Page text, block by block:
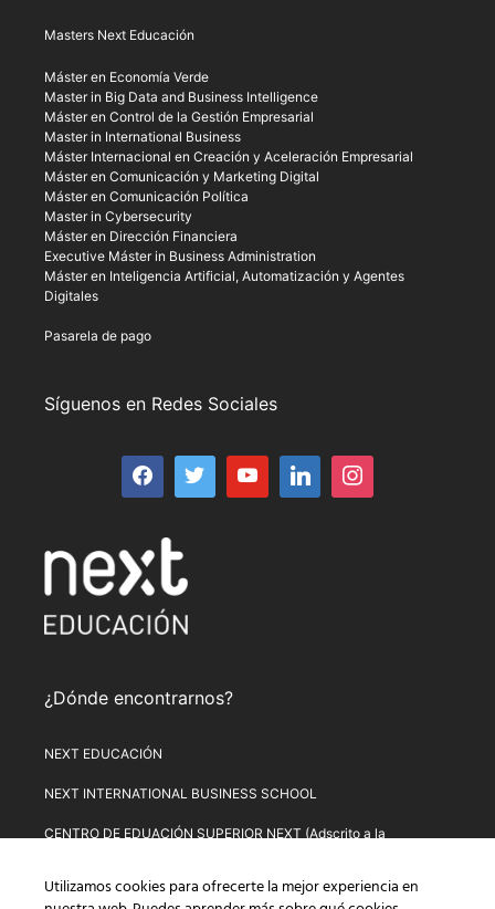
Masters Next Educación
Máster en Economía Verde
Master in Big Data and Business Intelligence
Máster en Control de la Gestión Empresarial
Master in International Business
Máster Internacional en Creación y Aceleración Empresarial
Máster en Comunicación y Marketing Digital
Máster en Comunicación Política
Master in Cybersecurity
Máster en Dirección Financiera
Executive Máster in Business Administration
Máster en Inteligencia Artificial, Automatización y Agentes
Digitales
Pasarela de pago
Síguenos en Redes Sociales
¿Dónde encontrarnos?
NEXT EDUCACIÓN
NEXT INTERNATIONAL BUSINESS SCHOOL
CENTRO DE EDUACIÓN SUPERIOR NEXT (Adscrito a la
PLATAFORMA DE FORMACIÓN NEXT
Utilizamos cookies para ofrecerte la mejor experiencia en